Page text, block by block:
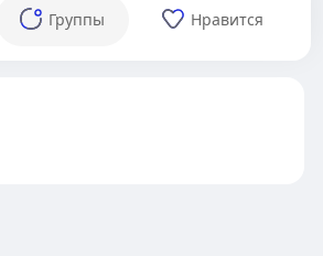
Группы Нравится